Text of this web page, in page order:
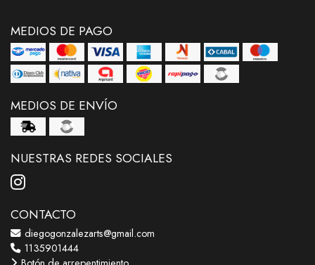
MEDIOS DE PAGO
MEDIOS DE ENVÍO
NUESTRAS REDES SOCIALES
CONTACTO
diegogonzalezarts@gmail.com
1135901444